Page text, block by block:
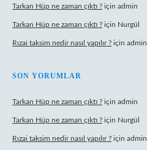
Tarkan Hüp ne zaman çıktı ? için admin
Tarkan Hüp ne zaman çıktı ? için Nurgül
Rızai taksim nedir nasıl yapılır ? için admin
SON YORUMLAR
Tarkan Hüp ne zaman çıktı ? için admin
Tarkan Hüp ne zaman çıktı ? için Nurgül
Rızai taksim nedir nasıl yapılır ? için admin